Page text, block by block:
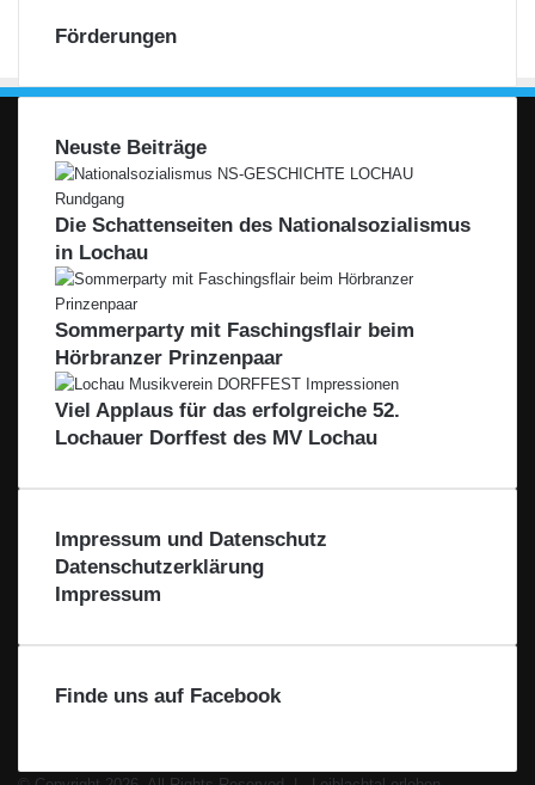
Förderungen
Neuste Beiträge
Die Schattenseiten des Nationalsozialismus
in Lochau
Sommerparty mit Faschingsflair beim
Hörbranzer Prinzenpaar
Viel Applaus für das erfolgreiche 52.
Lochauer Dorffest des MV Lochau
Impressum und Datenschutz
Datenschutzerklärung
Impressum
Finde uns auf Facebook